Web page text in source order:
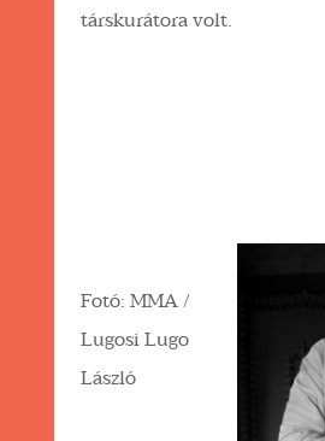
társkurátora volt.
Fotó: MMA /
Lugosi Lugo
László